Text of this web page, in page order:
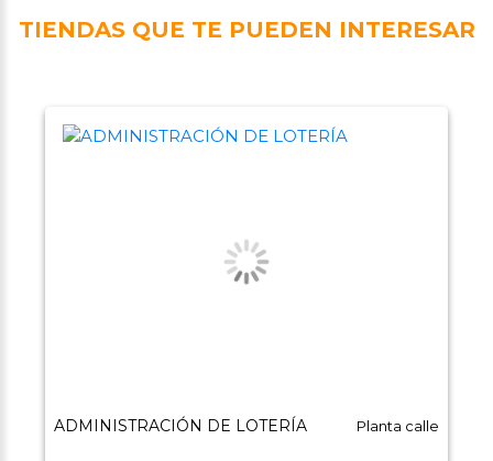
TIENDAS QUE TE PUEDEN INTERESAR
ADMINISTRACIÓN DE LOTERÍA Planta calle